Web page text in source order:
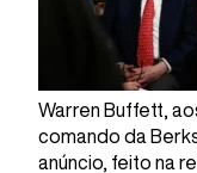
Warren Buffett,
comando da
anúncio, feito na